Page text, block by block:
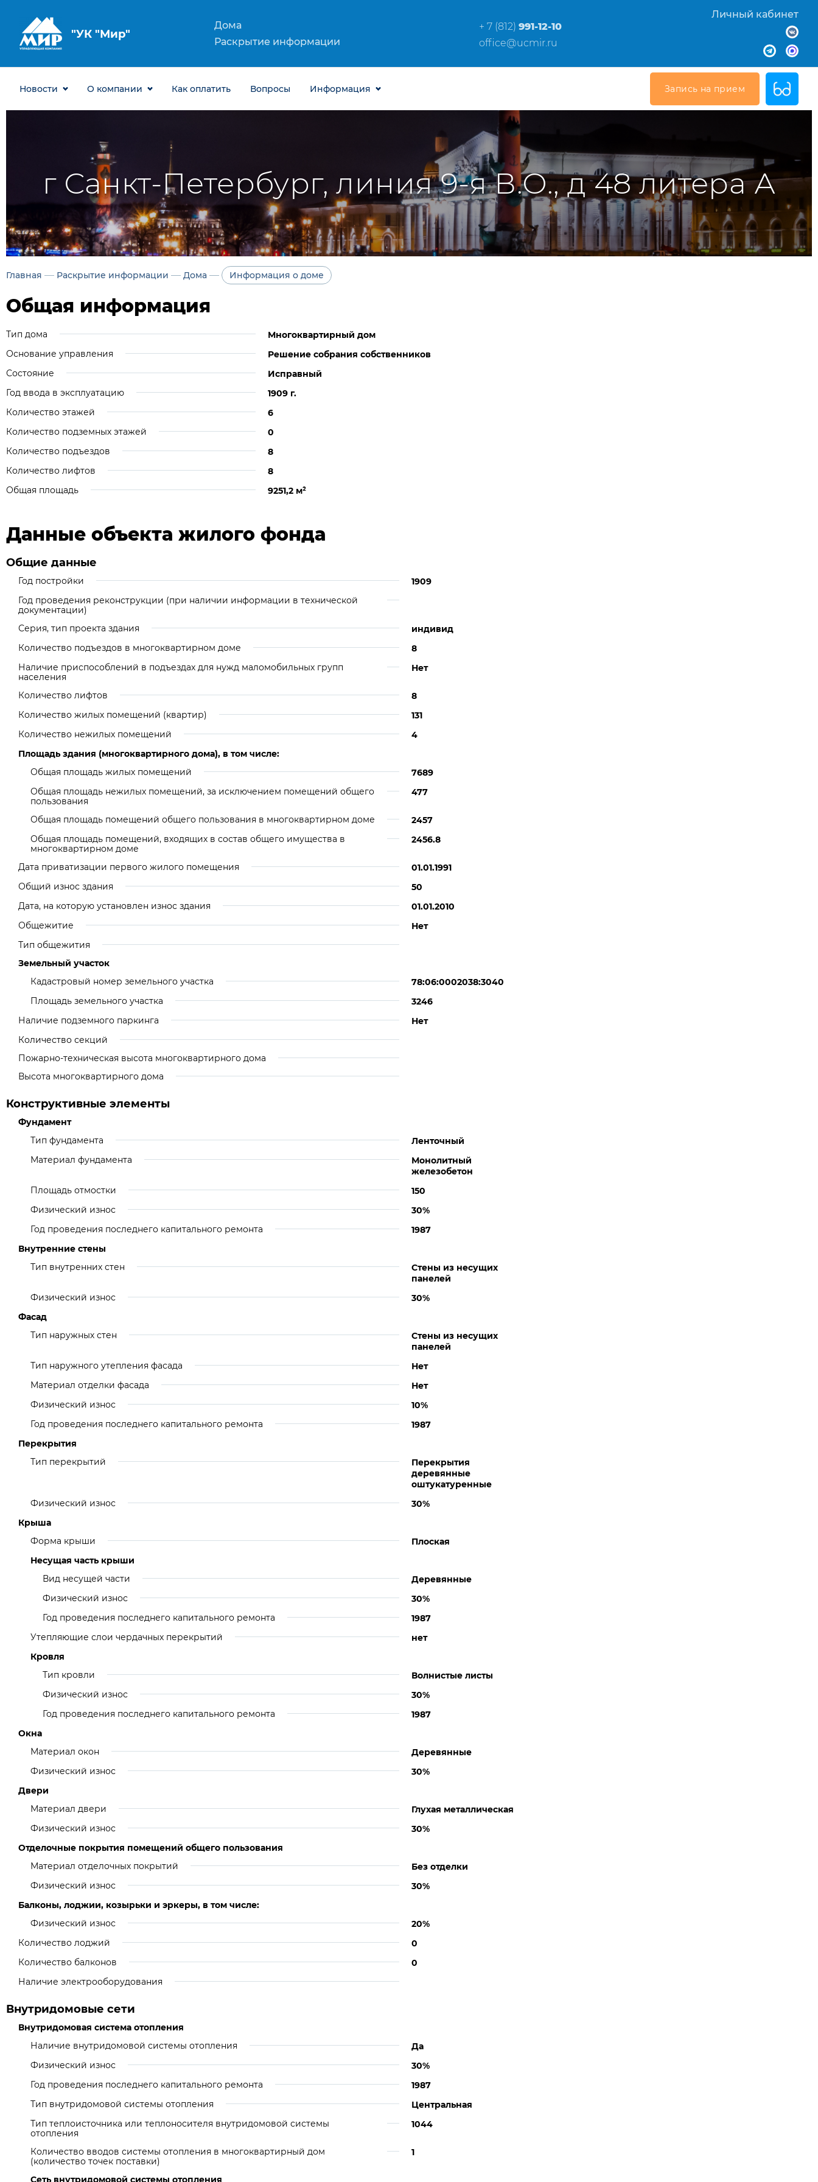
ООО "УК "Мир"
Дома
Раскрытие информации
+ 7 (812) 991-12-10
office@ucmir.ru
Личный кабинет
Новости О компании Как оплатить Вопросы Информация Запись на прием
г Санкт-Петербург, линия 9-я В.О., д 48 литера А
Главная — Раскрытие информации — Дома — Информация о доме
Общая информация
Тип дома
Многоквартирный дом
Основание управления
Решение собрания собственников
Состояние
Исправный
Год ввода в эксплуатацию
1909 г.
Количество этажей
6
Количество подземных этажей
0
Количество подъездов
8
Количество лифтов
8
Общая площадь
9251,2 м²
Данные объекта жилого фонда
Общие данные
Год постройки
1909
Год проведения реконструкции (при наличии информации в технической
документации)
Серия, тип проекта здания
индивид
Количество подъездов в многоквартирном доме
8
Наличие приспособлений в подъездах для нужд маломобильных групп
населения
Нет
Количество лифтов
8
Количество жилых помещений (квартир)
131
Количество нежилых помещений
4
Площадь здания (многоквартирного дома), в том числе:
Общая площадь жилых помещений
7689
Общая площадь нежилых помещений, за исключением помещений общего
пользования
477
Общая площадь помещений общего пользования в многоквартирном доме
2457
Общая площадь помещений, входящих в состав общего имущества в
многоквартирном доме
2456.8
Дата приватизации первого жилого помещения
01.01.1991
Общий износ здания
50
Дата, на которую установлен износ здания
01.01.2010
Общежитие
Нет
Тип общежития
Земельный участок
Кадастровый номер земельного участка
78:06:0002038:3040
Площадь земельного участка
3246
Наличие подземного паркинга
Нет
Количество секций
Пожарно-техническая высота многоквартирного дома
Высота многоквартирного дома
Конструктивные элементы
Фундамент
Тип фундамента
Ленточный
Материал фундамента
Монолитный
железобетон
Площадь отмостки
150
Физический износ
30%
Год проведения последнего капитального ремонта
1987
Внутренние стены
Тип внутренних стен
Стены из несущих
панелей
Физический износ
30%
Фасад
Тип наружных стен
Стены из несущих
панелей
Тип наружного утепления фасада
Нет
Материал отделки фасада
Нет
Физический износ
10%
Год проведения последнего капитального ремонта
1987
Перекрытия
Тип перекрытий
Перекрытия
деревянные
оштукатуренные
Физический износ
30%
Крыша
Форма крыши
Плоская
Несущая часть крыши
Вид несущей части
Деревянные
Физический износ
30%
Год проведения последнего капитального ремонта
1987
Утепляющие слои чердачных перекрытий
нет
Кровля
Тип кровли
Волнистые листы
Физический износ
30%
Год проведения последнего капитального ремонта
1987
Окна
Материал окон
Деревянные
Физический износ
30%
Двери
Материал двери
Глухая металлическая
Физический износ
30%
Отделочные покрытия помещений общего пользования
Материал отделочных покрытий
Без отделки
Физический износ
30%
Балконы, лоджии, козырьки и эркеры, в том числе:
Физический износ
20%
Количество лоджий
0
Количество балконов
0
Наличие электрооборудования
Внутридомовые сети
Внутридомовая система отопления
Наличие внутридомовой системы отопления
Да
Физический износ
30%
Год проведения последнего капитального ремонта
1987
Тип внутридомовой системы отопления
Центральная
Тип теплоисточника или теплоносителя внутридомовой системы
отопления
1044
Количество вводов системы отопления в многоквартирный дом
(количество точек поставки)
1
Сеть внутридомовой системы отопления